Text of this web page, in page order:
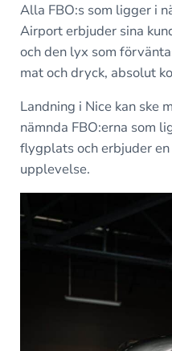
Alla FBO:s som ligger i
Airport erbjuder sina
och den lyx som
mat och dryck, absolut
Landning i Nice kan ske
nämnda FBO:erna som
flygplats och erbjuder
upplevelse.